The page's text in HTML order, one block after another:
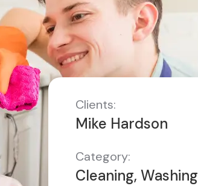
Clients:
Mike Hardson
Category:
Cleaning, Washing